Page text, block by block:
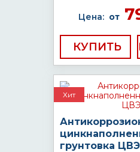
Цена: от
КУПИТЬ
Хит
грунтовка